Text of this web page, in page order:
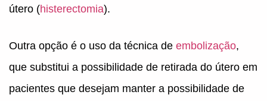
útero (histerectomia).
Outra opção é o uso da técnica de embolização,
que substitui a possibilidade de retirada do útero em
pacientes que desejam manter a possibilidade de